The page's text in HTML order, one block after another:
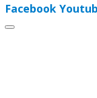
Facebook